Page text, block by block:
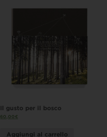
Il gusto per il bosco
60,00€
Aggiungi al carrello